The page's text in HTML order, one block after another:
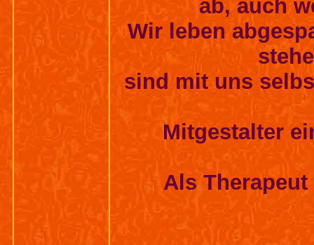
ab, auch
Wir leben
sind mit uns
Mitgestalter
Als